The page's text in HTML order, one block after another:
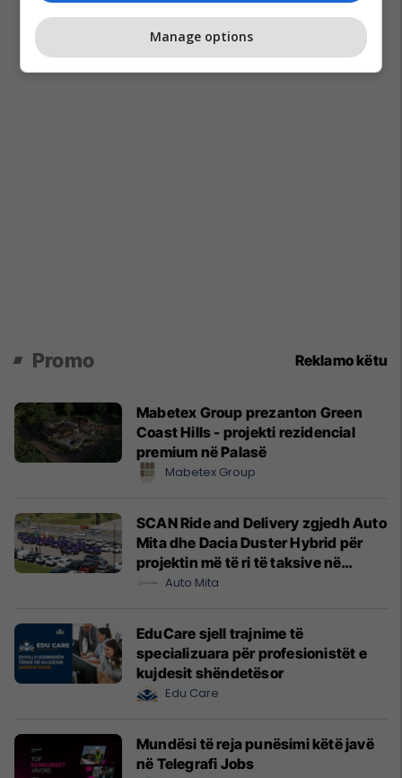
Promo Reklamo këtu
Mabetex Group prezanton Green
Coast Hills - projekti rezidencial
premium në Palasë
Mabetex Group
SCAN Ride and Delivery zgjedh Auto
Mita dhe Dacia Duster Hybrid për
projektin më të ri të taksive në
Prishtinë
Auto Mita
EduCare sjell trajnime të
specializuara për profesionistët e
kujdesit shëndetësor
Edu Care
Mundësi të reja punësimi këtë javë
në Telegrafi Jobs
Manage options